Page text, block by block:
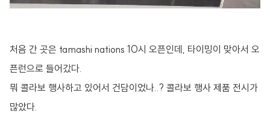
처음 간 곳은 tamashi nations 10시 오픈인데, 타이밍이 맞아서 오
픈런으로 들어갔다.
뭐 콜라보 행사하고 있어서 건담이었나..? 콜라보 행사 제품 전시가
많았다.